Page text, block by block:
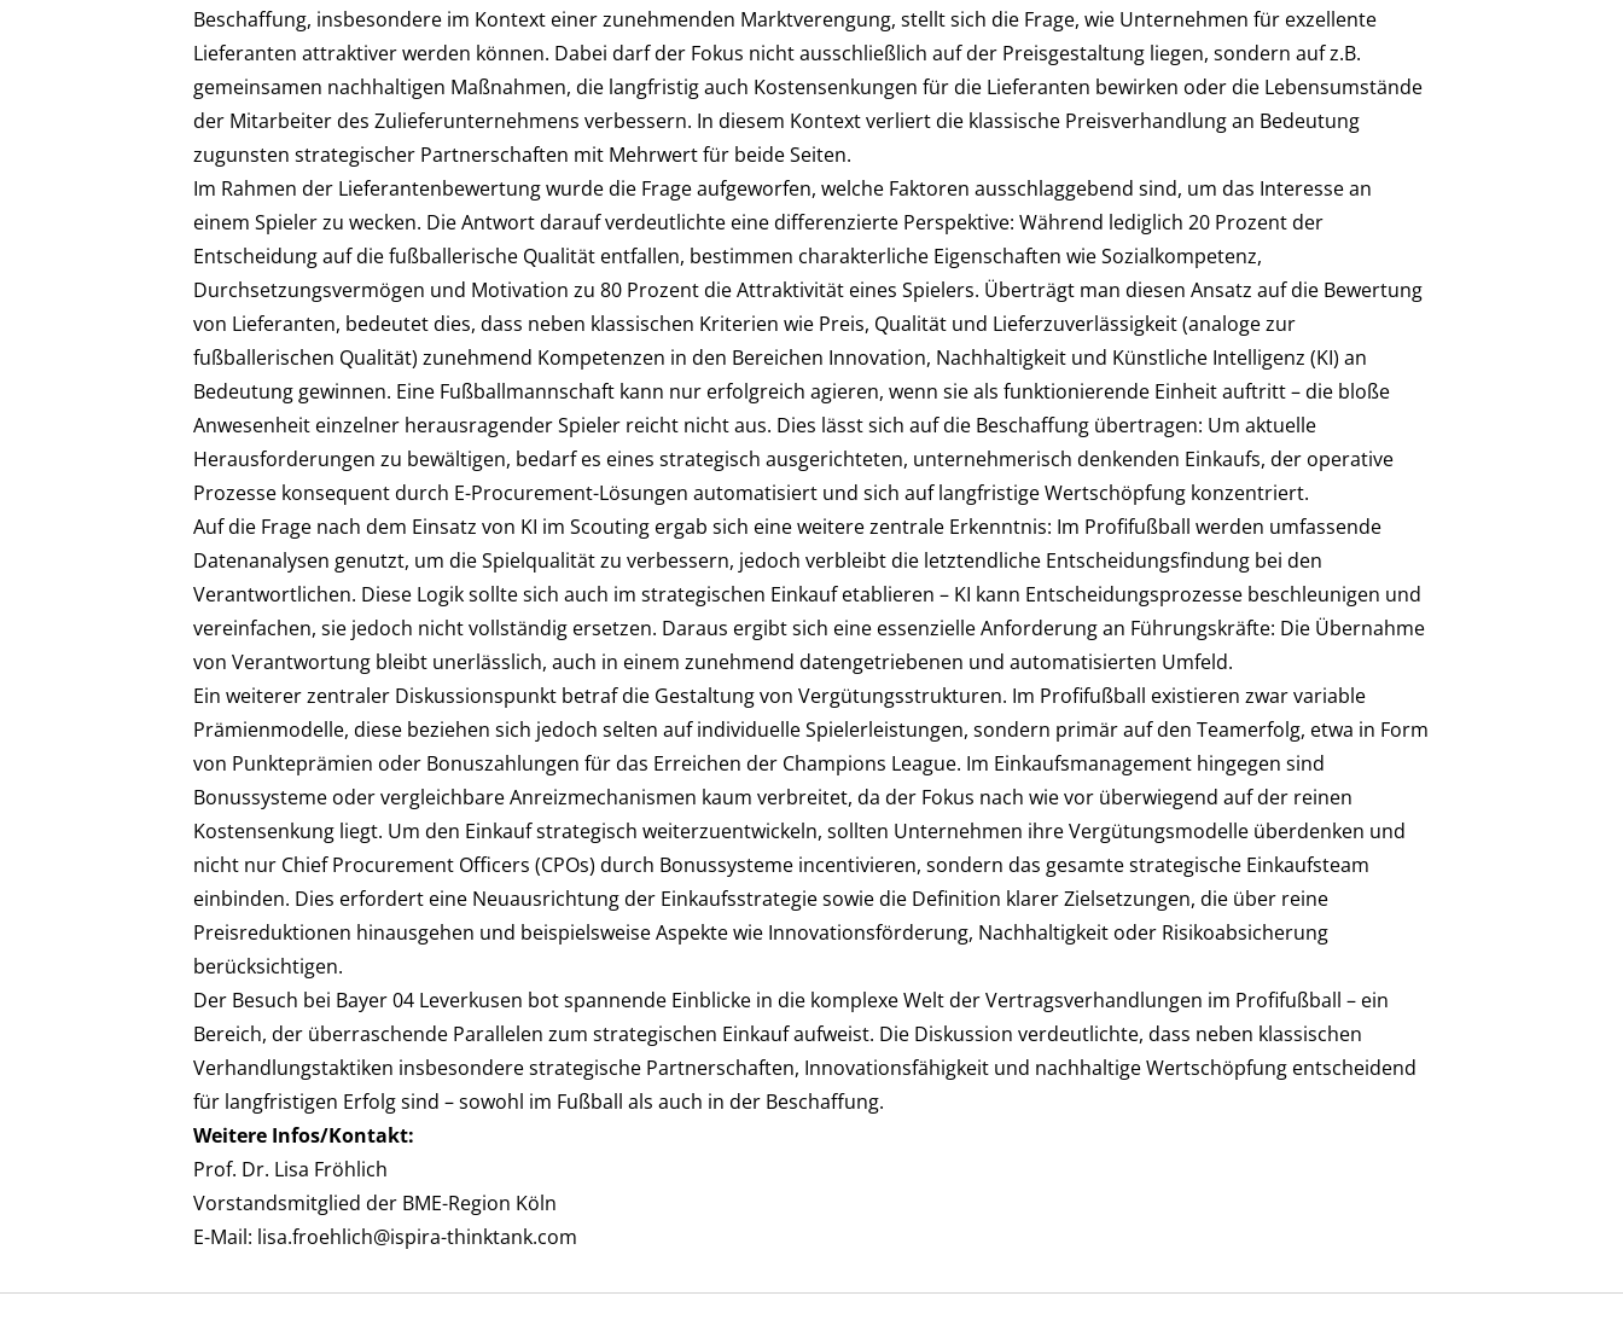
Beschaffung, insbesondere im Kontext einer zunehmenden Marktverengung, stellt sich die Frage, wie Unternehmen für exzellente
Lieferanten attraktiver werden können. Dabei darf der Fokus nicht ausschließlich auf der Preisgestaltung liegen, sondern auf z.B.
gemeinsamen nachhaltigen Maßnahmen, die langfristig auch Kostensenkungen für die Lieferanten bewirken oder die Lebensumstände
der Mitarbeiter des Zulieferunternehmens verbessern. In diesem Kontext verliert die klassische Preisverhandlung an Bedeutung
zugunsten strategischer Partnerschaften mit Mehrwert für beide Seiten.
Im Rahmen der Lieferantenbewertung wurde die Frage aufgeworfen, welche Faktoren ausschlaggebend sind, um das Interesse an
einem Spieler zu wecken. Die Antwort darauf verdeutlichte eine differenzierte Perspektive: Während lediglich 20 Prozent der
Entscheidung auf die fußballerische Qualität entfallen, bestimmen charakterliche Eigenschaften wie Sozialkompetenz,
Durchsetzungsvermögen und Motivation zu 80 Prozent die Attraktivität eines Spielers. Überträgt man diesen Ansatz auf die Bewertung
von Lieferanten, bedeutet dies, dass neben klassischen Kriterien wie Preis, Qualität und Lieferzuverlässigkeit (analoge zur
fußballerischen Qualität) zunehmend Kompetenzen in den Bereichen Innovation, Nachhaltigkeit und Künstliche Intelligenz (KI) an
Bedeutung gewinnen. Eine Fußballmannschaft kann nur erfolgreich agieren, wenn sie als funktionierende Einheit auftritt – die bloße
Anwesenheit einzelner herausragender Spieler reicht nicht aus. Dies lässt sich auf die Beschaffung übertragen: Um aktuelle
Herausforderungen zu bewältigen, bedarf es eines strategisch ausgerichteten, unternehmerisch denkenden Einkaufs, der operative
Prozesse konsequent durch E-Procurement-Lösungen automatisiert und sich auf langfristige Wertschöpfung konzentriert.
Auf die Frage nach dem Einsatz von KI im Scouting ergab sich eine weitere zentrale Erkenntnis: Im Profifußball werden umfassende
Datenanalysen genutzt, um die Spielqualität zu verbessern, jedoch verbleibt die letztendliche Entscheidungsfindung bei den
Verantwortlichen. Diese Logik sollte sich auch im strategischen Einkauf etablieren – KI kann Entscheidungsprozesse beschleunigen und
vereinfachen, sie jedoch nicht vollständig ersetzen. Daraus ergibt sich eine essenzielle Anforderung an Führungskräfte: Die Übernahme
von Verantwortung bleibt unerlässlich, auch in einem zunehmend datengetriebenen und automatisierten Umfeld.
Ein weiterer zentraler Diskussionspunkt betraf die Gestaltung von Vergütungsstrukturen. Im Profifußball existieren zwar variable
Prämienmodelle, diese beziehen sich jedoch selten auf individuelle Spielerleistungen, sondern primär auf den Teamerfolg, etwa in Form
von Punkteprämien oder Bonuszahlungen für das Erreichen der Champions League. Im Einkaufsmanagement hingegen sind
Bonussysteme oder vergleichbare Anreizmechanismen kaum verbreitet, da der Fokus nach wie vor überwiegend auf der reinen
Kostensenkung liegt. Um den Einkauf strategisch weiterzuentwickeln, sollten Unternehmen ihre Vergütungsmodelle überdenken und
nicht nur Chief Procurement Officers (CPOs) durch Bonussysteme incentivieren, sondern das gesamte strategische Einkaufsteam
einbinden. Dies erfordert eine Neuausrichtung der Einkaufsstrategie sowie die Definition klarer Zielsetzungen, die über reine
Preisreduktionen hinausgehen und beispielsweise Aspekte wie Innovationsförderung, Nachhaltigkeit oder Risikoabsicherung
berücksichtigen.
Der Besuch bei Bayer 04 Leverkusen bot spannende Einblicke in die komplexe Welt der Vertragsverhandlungen im Profifußball – ein
Bereich, der überraschende Parallelen zum strategischen Einkauf aufweist. Die Diskussion verdeutlichte, dass neben klassischen
Verhandlungstaktiken insbesondere strategische Partnerschaften, Innovationsfähigkeit und nachhaltige Wertschöpfung entscheidend
für langfristigen Erfolg sind – sowohl im Fußball als auch in der Beschaffung.
Weitere Infos/Kontakt:
Prof. Dr. Lisa Fröhlich
Vorstandsmitglied der BME-Region Köln
E-Mail: lisa.froehlich@ispira-thinktank.com